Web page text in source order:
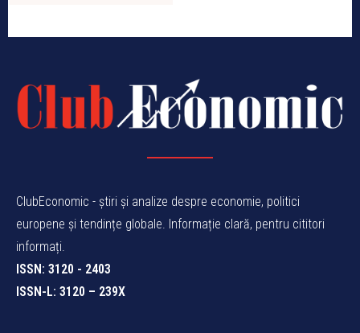
ClubEconomic - știri și analize despre economie, politici
europene și tendințe globale. Informație clară, pentru cititori
informați.
ISSN: 3120 - 2403
ISSN-L: 3120 – 239X